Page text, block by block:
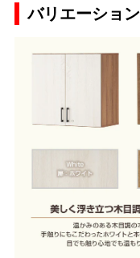
バリエーション